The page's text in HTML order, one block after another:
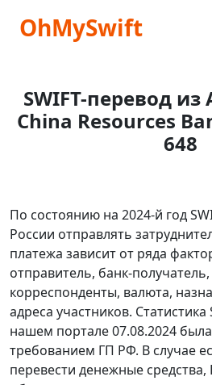
OhMySwift
SWIFT-перевод
China Resources
648
По состоянию на 2024-й год
России отправлять
платежа зависит от ряда
отправитель, банк-
корреспонденты, валюта,
адреса участников.
нашем портале 07.08.2024 была
требованием ГП РФ. В случае
перевести денежные